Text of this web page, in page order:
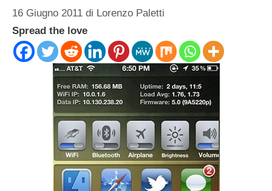
16 Giugno 2011 di Lorenzo Paletti
Spread the love